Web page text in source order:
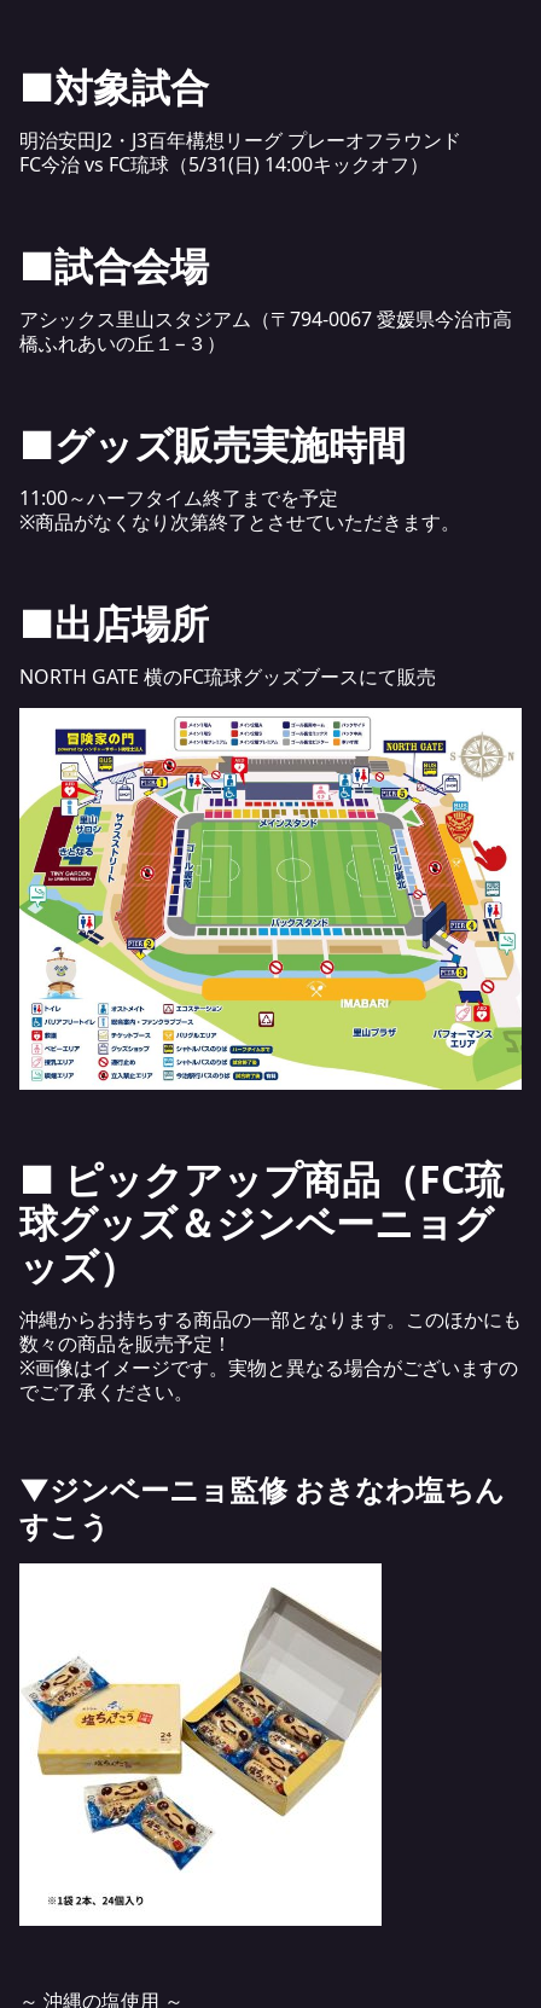
■対象試合
明治安田J2・J3百年構想リーグ プレーオフラウンド
FC今治 vs FC琉球（5/31(日) 14:00キックオフ）
■試合会場
アシックス里山スタジアム（〒794-0067 愛媛県今治市高
橋ふれあいの丘１−３）
■グッズ販売実施時間
11:00～ハーフタイム終了までを予定
※商品がなくなり次第終了とさせていただきます。
■出店場所
NORTH GATE 横のFC琉球グッズブースにて販売
■ ピックアップ商品（FC琉
球グッズ＆ジンベーニョグ
ッズ）
沖縄からお持ちする商品の一部となります。このほかにも
数々の商品を販売予定！
※画像はイメージです。実物と異なる場合がございますの
でご了承ください。
▼ジンベーニョ監修 おきなわ塩ちん
すこう
～ 沖縄の塩使用 ～